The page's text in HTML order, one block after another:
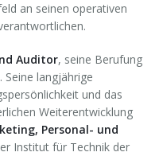
an seinen operativen
Auditor, seine Berufung
langjährige
und das
Weiterentwicklung
Personal- und
Institut für Technik der